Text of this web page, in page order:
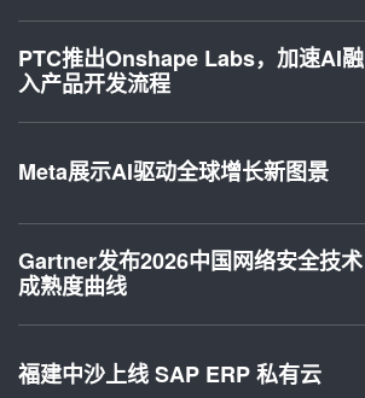
PTC推出Onshape Labs，加速AI融
入产品开发流程
Meta展示AI驱动全球增长新图景
Gartner发布2026中国网络安全技术
成熟度曲线
福建中沙上线 SAP ERP 私有云